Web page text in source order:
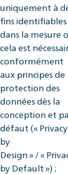
uniquement à
fins
dans la mesure
cela est
conformément
aux principes de
protection des
données dès la
conception et
défaut (« Privacy
by
Design » / «
by Default ») ;